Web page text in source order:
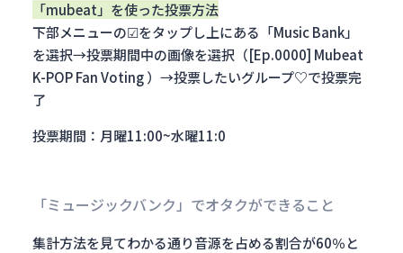
「mubeat」を使った投票方法
下部メニューの☑をタップし上にある「Music Bank」
を選択→投票期間中の画像を選択（[Ep.0000] Mubeat
K-POP Fan Voting ）→投票したいグループ♡で投票完
了
投票期間：月曜11:00~水曜11:0
「ミュージックバンク」でオタクができること
集計方法を見てわかる通り音源を占める割合が60％と